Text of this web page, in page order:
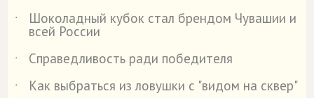
˙
Шоколадный кубок стал брендом Чувашии и
всей России
˙
Справедливость ради победителя
˙
Как выбраться из ловушки с "видом на сквер"